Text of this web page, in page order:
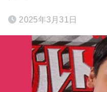
2025年3月31日